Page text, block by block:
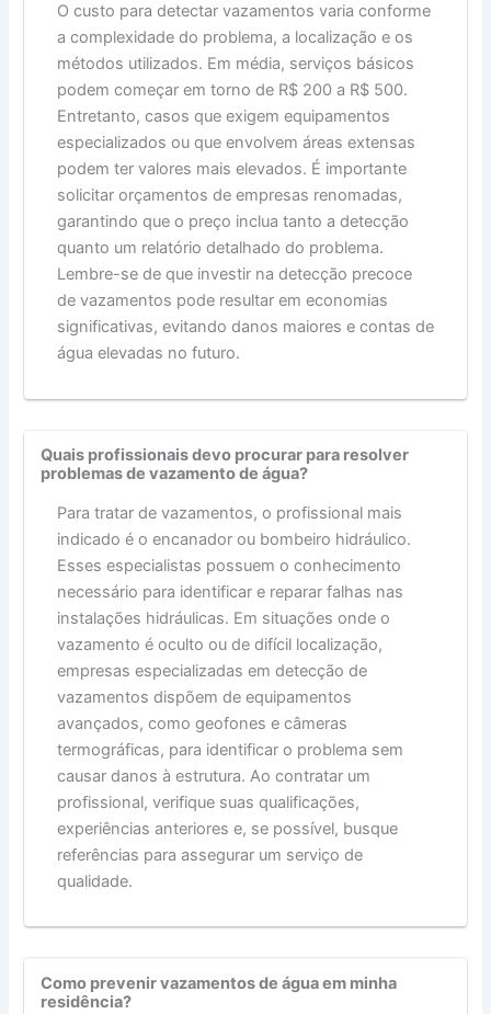
O custo para detectar vazamentos varia conforme
a complexidade do problema, a localização e os
métodos utilizados. Em média, serviços básicos
podem começar em torno de R$ 200 a R$ 500.
Entretanto, casos que exigem equipamentos
especializados ou que envolvem áreas extensas
podem ter valores mais elevados. É importante
solicitar orçamentos de empresas renomadas,
garantindo que o preço inclua tanto a detecção
quanto um relatório detalhado do problema.
Lembre-se de que investir na detecção precoce
de vazamentos pode resultar em economias
significativas, evitando danos maiores e contas de
água elevadas no futuro.
Quais profissionais devo procurar para resolver
problemas de vazamento de água?
Para tratar de vazamentos, o profissional mais
indicado é o encanador ou bombeiro hidráulico.
Esses especialistas possuem o conhecimento
necessário para identificar e reparar falhas nas
instalações hidráulicas. Em situações onde o
vazamento é oculto ou de difícil localização,
empresas especializadas em detecção de
vazamentos dispõem de equipamentos
avançados, como geofones e câmeras
termográficas, para identificar o problema sem
causar danos à estrutura. Ao contratar um
profissional, verifique suas qualificações,
experiências anteriores e, se possível, busque
referências para assegurar um serviço de
qualidade.
Como prevenir vazamentos de água em minha
residência?